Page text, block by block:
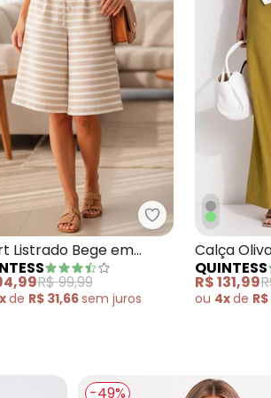
Listrado Natural em Linho
Quintess - Short
Listrado Bege em
Eco Listrado
R$ 99,99
de R$ 31,66sem juros
Calça
Viscose
QUINTESS
R$ 131,99
ou 4xde
-49%